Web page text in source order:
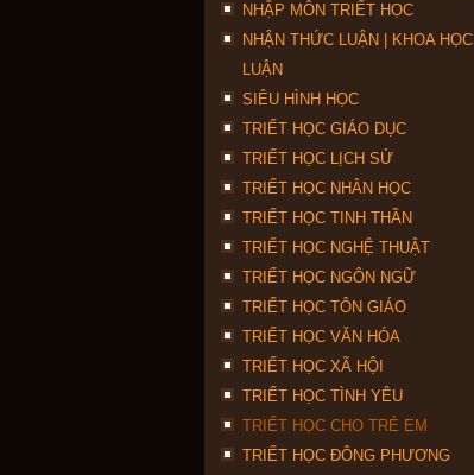
NHẬP MÔN TRIẾT HỌC
NHẬN THỨC LUẬN | KHOA HỌC
LUẬN
SIÊU HÌNH HỌC
TRIẾT HỌC GIÁO DỤC
TRIẾT HỌC LỊCH SỬ
TRIẾT HỌC NHÂN HỌC
TRIẾT HỌC TINH THẦN
TRIẾT HỌC NGHỆ THUẬT
TRIẾT HỌC NGÔN NGỮ
TRIẾT HỌC TÔN GIÁO
TRIẾT HỌC VĂN HÓA
TRIẾT HỌC XÃ HỘI
TRIẾT HỌC TÌNH YÊU
TRIẾT HỌC CHO TRẺ EM
TRIẾT HỌC ĐÔNG PHƯƠNG